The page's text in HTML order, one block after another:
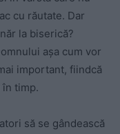
cu răutate. Dar
la biserică?
aşa cum vor
important, fiindcă
timp.
să se gândească